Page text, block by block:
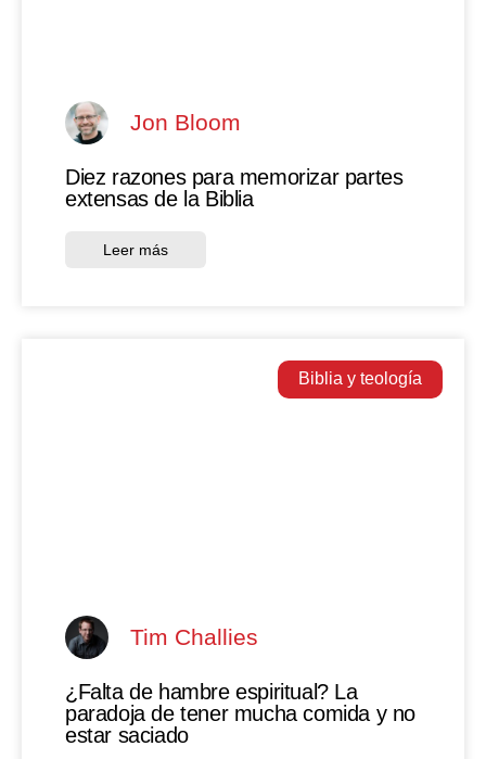
Jon Bloom
Diez razones para memorizar partes
extensas de la Biblia
Leer más
Biblia y teología
Tim Challies
¿Falta de hambre espiritual? La
paradoja de tener mucha comida y no
estar saciado